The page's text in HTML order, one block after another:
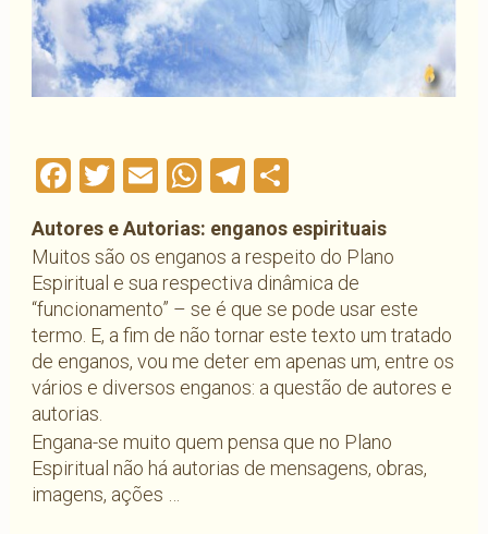
Facebook
Twitter
EmailWhatsApp
Telegram
Autores e Autorias: enganos espirituais
Muitos são os enganos a respeito do Plano
Espiritual e sua respectiva dinâmica de
“funcionamento” – se é que se pode usar este
termo. E, a fim de não tornar este texto um tratado
de enganos, vou me deter em apenas um, entre os
vários e diversos enganos: a questão de autores e
autorias.
Engana-se muito quem pensa que no Plano
Espiritual não há autorias de mensagens, obras,
imagens, ações …